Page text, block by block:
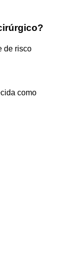
de risco
como